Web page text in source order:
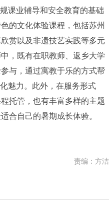
课业辅导和安全教育的基础
的文化体验课程，包括苏州
赏以及非遗技艺实践等多元
，既有在职教师、返乡大学
与，通过寓教于乐的方式帮
魅力。此外，在服务形式
托管，也有丰富多样的主题
合自己的暑期成长体验。
责编：方洁